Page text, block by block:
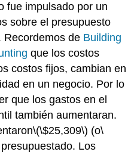
fue impulsado por un
sobre el presupuesto
Recordemos de Building
que los costos
costos fijos, cambian en
en un negocio. Por lo
que los gastos en el
también aumentaran.
\(\$25,309\) (o\
Los